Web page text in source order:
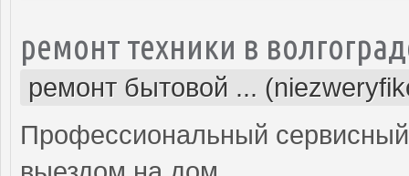
ремонт техники в
ремонт бытовой ...
Профессиональный